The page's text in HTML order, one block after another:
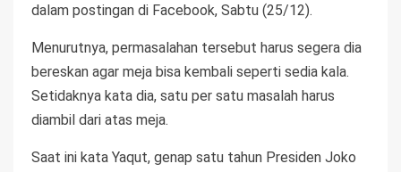
dalam postingan di Facebook, Sabtu (25/12).
Menurutnya, permasalahan tersebut harus segera dia
bereskan agar meja bisa kembali seperti sedia kala.
Setidaknya kata dia, satu per satu masalah harus
diambil dari atas meja.
Saat ini kata Yaqut, genap satu tahun Presiden Joko